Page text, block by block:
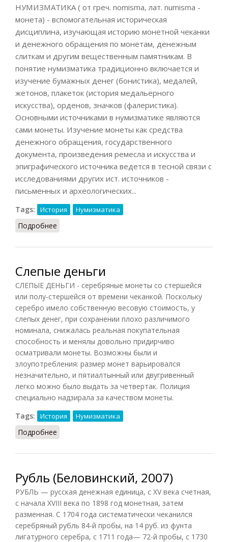
НУМИЗМАТИКА ( от греч. nomisma, лат. numisma -
монета) - вспомогательная историческая
дисциплина, изучающая историю монетной чеканки
и денежного обращения по монетам, денежным
слиткам и другим вещественным памятникам. В
понятие нумизматика традиционно включается и
изучение бумажных денег (бонистика), медалей,
жетонов, плакеток (история медальерного
искусства), орденов, значков (фалеристика).
Основными источниками в нумизматике являются
сами монеты. Изучение монеты как средства
денежного обращения, государственного
документа, произведения ремесла и искусства и
эпиграфического источника ведется в тесной связи с
исследованиями других ист. источников -
письменных и археологических...
Tags: История Нумизматика
Подробнее
Слепые деньги
СЛЕПЫЕ ДЕНЬГИ - серебряные монеты со стершейся
или полу-стершейся от времени чеканкой. Поскольку
серебро имело собственную весовую стоимость, у
слепых денег, при сохранении плохо различимого
номинала, снижалась реальная покупательная
способность и менялы довольно придирчиво
осматривали монеты. Возможны были и
злоупотребления: размер монет варьировался
незначительно, и пятиалтынный или двугривенный
легко можно было выдать за четвертак. Полиция
специально надзирала за качеством монеты.
Tags:
История Нумизматика
Подробнее
Рубль (Беловинский, 2007)
РУБЛЬ — русская денежная единица, с XV века счетная,
с начала XVIII века по 1898 год монетная, затем
разменная. С 1704 года систематически чеканился
серебряный рубль 84-й пробы, на 14 руб. из фунта
лигатурного серебра, с 1711 года— 72-й пробы, с 1730